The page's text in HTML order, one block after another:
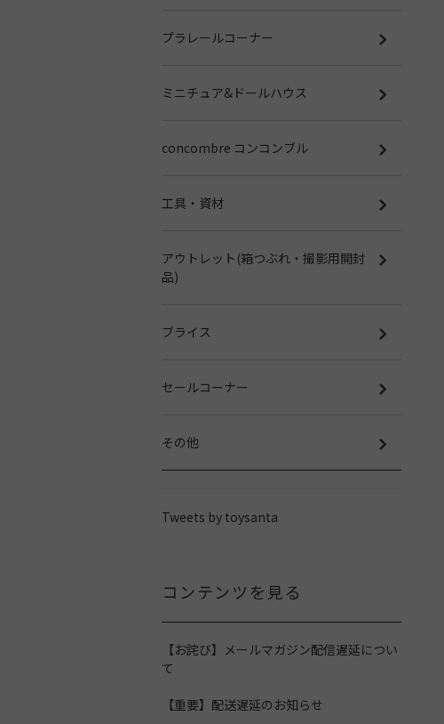
プラレールコーナー
ミニチュア&ドールハウス
concombre コンコンブル
工具・資材
アウトレット(箱つぶれ・撮影用開封
品)
ブライス
セールコーナー
その他
Tweets by toysanta
コンテンツを見る
【お詫び】メールマガジン配信遅延につい
て
【重要】配送遅延のお知らせ